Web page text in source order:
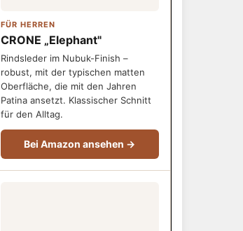
FÜR HERREN
CRONE „Elephant"
Rindsleder im Nubuk-Finish –
robust, mit der typischen matten
Oberfläche, die mit den Jahren
Patina ansetzt. Klassischer Schnitt
für den Alltag.
Bei Amazon ansehen →